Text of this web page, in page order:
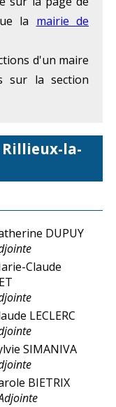
la mairie de
d'un maire
sur la section
la-
DUPUY
Claude
LECLERC
SIMANIVA
BIETRIX